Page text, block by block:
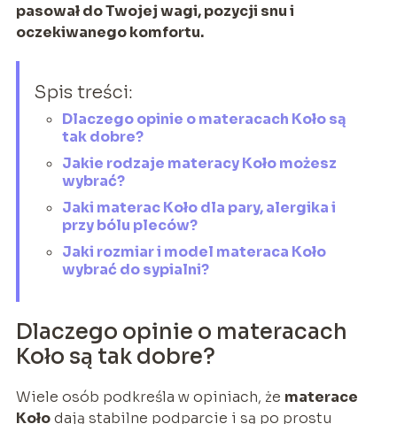
pasował do Twojej wagi, pozycji snu i
oczekiwanego komfortu.
Spis treści:
Dlaczego opinie o materacach Koło są
tak dobre?
Jakie rodzaje materacy Koło możesz
wybrać?
Jaki materac Koło dla pary, alergika i
przy bólu pleców?
Jaki rozmiar i model materaca Koło
wybrać do sypialni?
Dlaczego opinie o materacach
Koło są tak dobre?
Wiele osób podkreśla w opiniach, że materace
Kołodają stabilne podparcie i są po prostu